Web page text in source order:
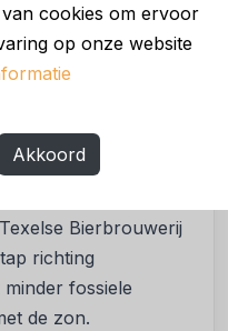
cookies om ervoor
op onze website
Akkoord
“Warmte is de stille
warmte en
ontstaat flexibiliteit én
op Texel
Bierbrouwerij
richting
fossiele
de zon.